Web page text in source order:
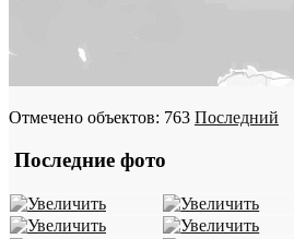
Отмечено объектов: 763 Последний
Последние фото